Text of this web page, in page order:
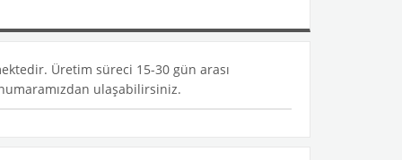
Üretim süreci 15-30 gün arası
ulaşabilirsiniz.